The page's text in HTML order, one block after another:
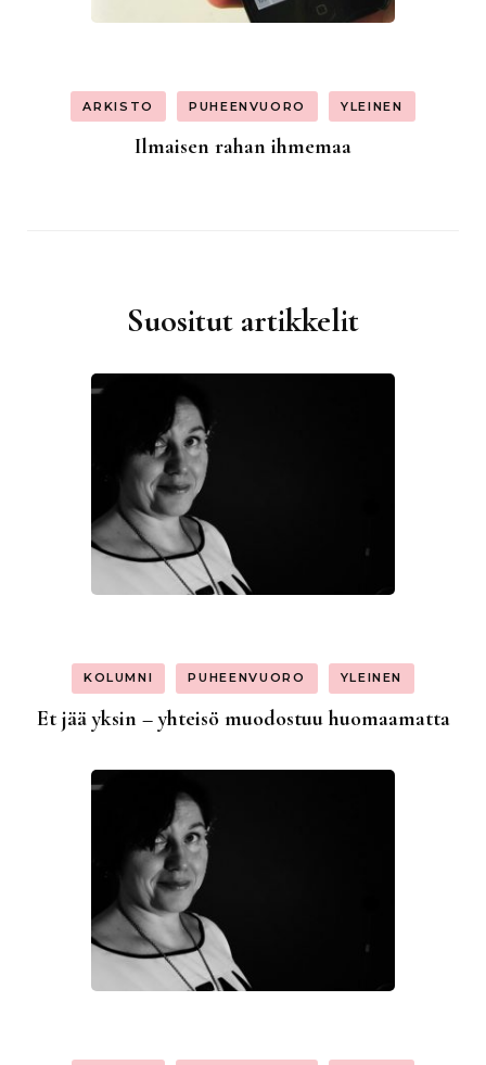
ARKISTO PUHEENVUORO YLEINEN
Ilmaisen rahan ihmemaa
Suositut artikkelit
KOLUMNI PUHEENVUORO YLEINEN
Et jää yksin – yhteisö muodostuu huomaamatta